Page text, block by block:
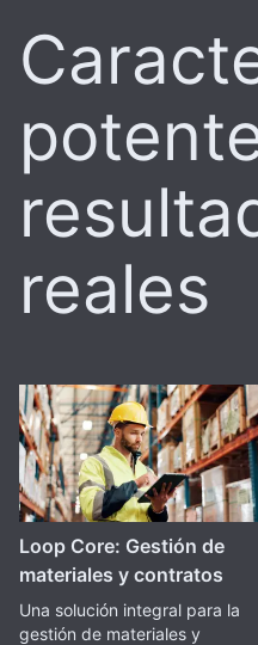
reales
Loop Core: Gestión de
materiales y contratos
Una solución integral para la
gestión de materiales y